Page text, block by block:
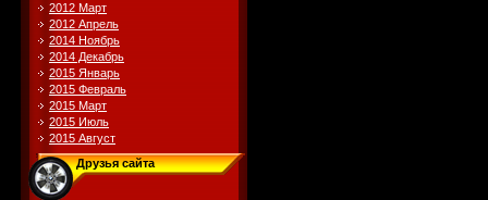
2012 Март
2012 Апрель
2014 Ноябрь
2014 Декабрь
2015 Январь
2015 Февраль
2015 Март
2015 Июль
2015 Август
Друзья сайта